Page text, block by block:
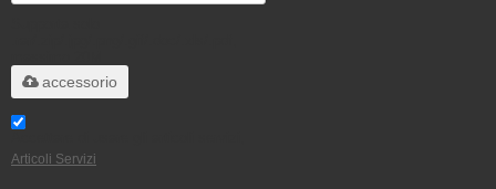
accessorio
Articoli Servizi